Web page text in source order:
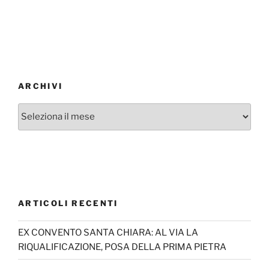
ARCHIVI
Archivi
ARTICOLI RECENTI
EX CONVENTO SANTA CHIARA: AL VIA LA
RIQUALIFICAZIONE, POSA DELLA PRIMA PIETRA